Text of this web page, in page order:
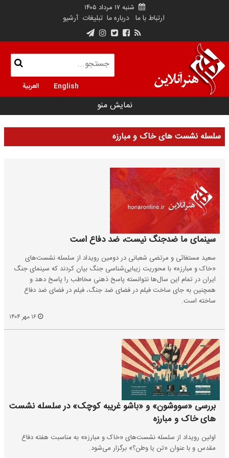
شنبه ۱۷ مرداد ۱۴۰۵
ارتباط با ما درباره ما تبلیغات آرشیو
English العربية
نمایش منو
سلسله نشست های خاک و مبارزه
سینمای ما ضدجنگ نیست، ضد دفاع است
سعید مستغاثی و مرتضی شعبانی در دومین رویداد از سلسله نشست‌های
«خاک و مبارزه» با محوریت زیبایی‌شناسی جنگ بیان کردند که سینمای جنگ
ایران در تمام این سال‌ها نتوانسته پاسخ ذهنی مخاطب را پاسخ دهد و
همچنین به جای ساخت فیلم در فضای ضد جنگ، فیلم در فضای ضد دفاع
ساخته است.
بررسی «سووشون» و «باشو غریبه کوچک» در سلسله نشست
های خاک و مبارزه
اولین رویداد از سلسله نشست‌های «خاک و مبارزه» به مناسبت هفته دفاع
مقدس و با عنوان «تن یا وطن؟» برگزار می‌شود.